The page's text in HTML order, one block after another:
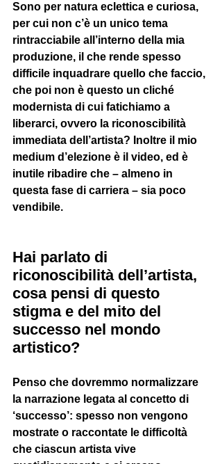
Sono per natura eclettica e curiosa,
per cui non c’è un unico tema
rintracciabile all’interno della mia
produzione, il che rende spesso
difficile inquadrare quello che faccio,
che poi non è questo un cliché
modernista di cui fatichiamo a
liberarci, ovvero la riconoscibilità
immediata dell’artista? Inoltre il mio
medium d’elezione è il video, ed è
inutile ribadire che – almeno in
questa fase di carriera – sia poco
vendibile.
Hai parlato di
riconoscibilità dell’artista,
cosa pensi di questo
stigma e del mito del
successo nel mondo
artistico?
Penso che dovremmo normalizzare
la narrazione legata al concetto di
‘successo’: spesso non vengono
mostrate o raccontate le difficoltà
che ciascun artista vive